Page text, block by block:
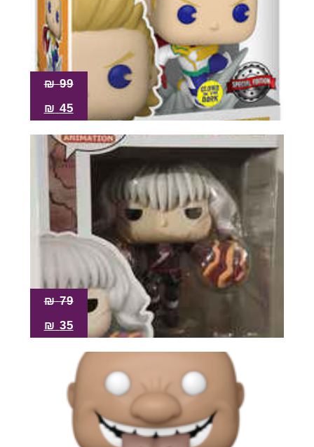
99
₪
45
₪
79
₪
35
₪